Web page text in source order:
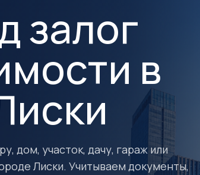
залог
в
дом, участок, дачу, гараж или
Лиски. Учитываем документы,